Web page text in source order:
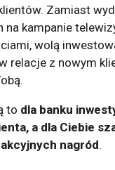
Zamiast
na kampanie
wolą
relacje z nowym
to dla banku
a dla Ciebie
nagród.